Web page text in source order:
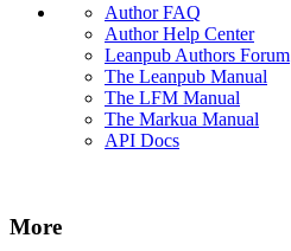
Author FAQ
Author Help Center
Leanpub Authors Forum
The Leanpub Manual
The LFM Manual
The Markua Manual
API Docs
More